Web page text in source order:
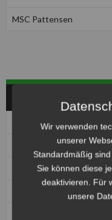
MSC Pattensen
Club
1. MBC 70/90 Halle
1. MSC Seelze e.V.
Wir verwenden
unserer
Standardmäßig
Sie können diese
deaktivieren. Für
unsere